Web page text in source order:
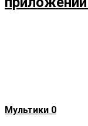
Мультики 0